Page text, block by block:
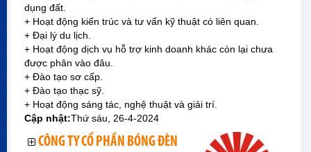
dụng đất.
+ Hoạt động kiến trúc và tư vấn kỹ thuật có liên quan.
+ Đại lý du lịch.
+ Hoạt động dịch vụ hỗ trợ kinh doanh khác còn lại chưa
được phân vào đâu.
+ Đào tạo sơ cấp.
+ Đào tạo thạc sỹ.
+ Hoạt động sáng tác, nghệ thuật và giải trí.
Cập nhật:Thứ sáu, 26-4-2024
CÔNG TY CỔ PHẦN BÓNG ĐÈN